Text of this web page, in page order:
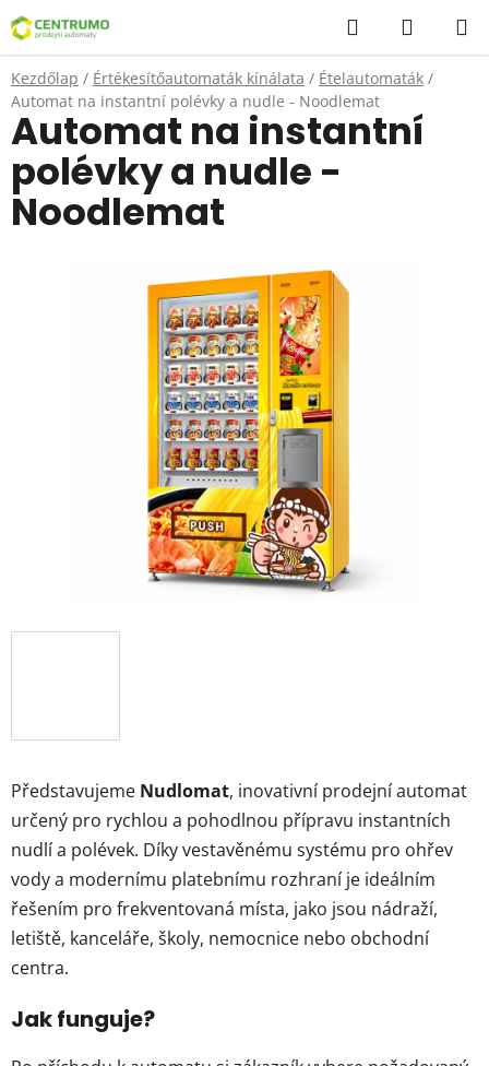
Ugrás
fő
tartalomhoz
KeresésKOSÁR
Kezdőlap / Értékesítőautomaták kínálata / Ételautomaták /
Automat na instantní polévky a nudle - Noodlemat
Představujeme Nudlomat, inovativní prodejní automat
určený pro rychlou a pohodlnou přípravu instantních
nudlí a polévek. Díky vestavěnému systému pro ohřev
vody a modernímu platebnímu rozhraní je ideálním
řešením pro frekventovaná místa, jako jsou nádraží,
letiště, kanceláře, školy, nemocnice nebo obchodní
centra.
Jak funguje?
Automat na instantní
polévky a nudle -
Noodlemat